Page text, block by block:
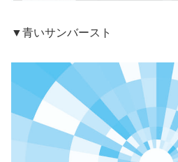
▼青いサンバースト